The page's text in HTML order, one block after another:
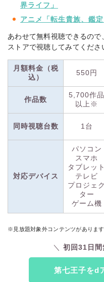
また、dアニメストアでは
ニメのグッズをすぐに購入
イント。
月額料金は税込550円！ （
の、配信サービスの中でも
えるドコモユーザーはもち
用できますよ。（※2）
dアニメストアは、初回31
品から過去の懐かしい作品
足できるはず。ぜひこの機
※1 契約日・解約日にかかわらず、
します。別途通信料その他レンタ
ます。
※3 31日経過後は自動継続となり
界ライフ」
アニメ「転生貴族、鑑
あわせて無料視聴できるの
ストアで視聴してみてくださ
月額料金（税
込）
550円
作品数
5,700作品
以上※
同時視聴台数 1台
対応デバイス
パソコン
スマホ
タブレット
テレビ
プロジェク
ター
ゲーム機
※見放題対象外コンテンツがあります
初回31日間
第七王子をd